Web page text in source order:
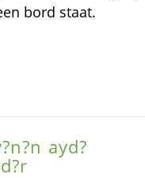
bord staat.
ayd?